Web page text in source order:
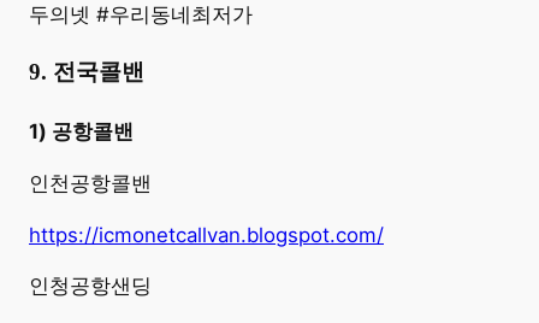
두의넷 #우리동네최저가
9. 전국콜밴
1) 공항콜밴
인천공항콜밴
https://icmonetcallvan.blogspot.com/
인청공항샌딩